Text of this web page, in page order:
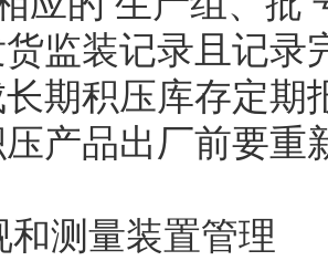
监装记录且记录
期积压库存定期
产品出厂前要重
测量装置管理